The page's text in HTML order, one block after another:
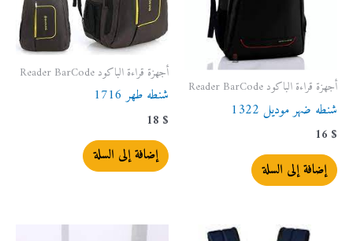
أجهزة قراءة الباكود Reader BarCode
شنطه ضهر موديل 1322
16 $
إضافة إلى السلة
أجهزة قراءة الباكود Reader BarCode
شنطه طهر 1716
18 $
إضافة إلى السلة